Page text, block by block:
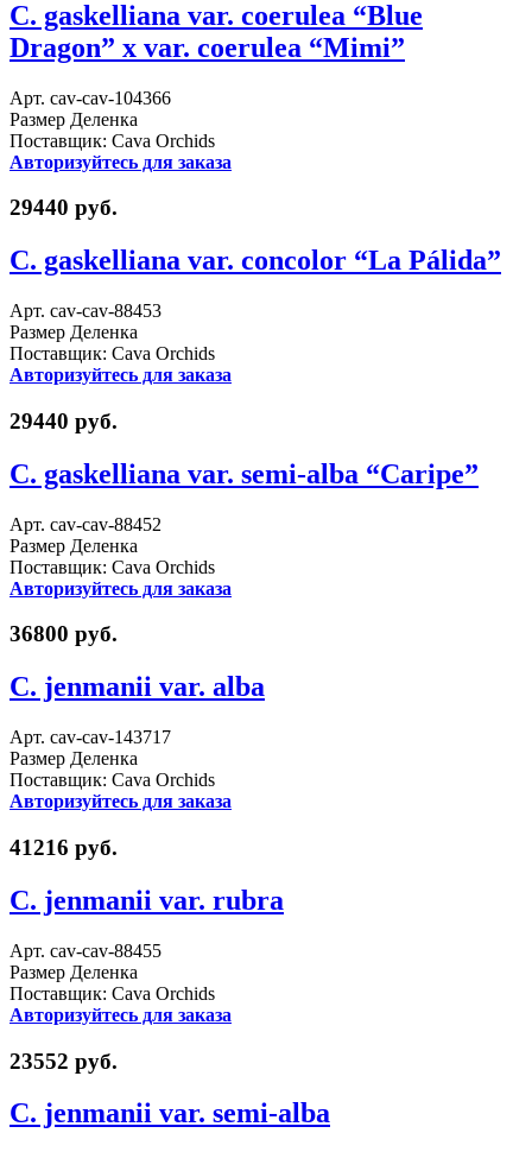
C. gaskelliana var. coerulea “Blue
Dragon” x var. coerulea “Mimi”
Арт. cav-cav-104366
Размер Деленка
Поставщик: Cava Orchids
Авторизуйтесь для заказа
29440 руб.
C. gaskelliana var. concolor “La Pálida”
Арт. cav-cav-88453
Размер Деленка
Поставщик: Cava Orchids
Авторизуйтесь для заказа
29440 руб.
C. gaskelliana var. semi-alba “Caripe”
Арт. cav-cav-88452
Размер Деленка
Поставщик: Cava Orchids
Авторизуйтесь для заказа
36800 руб.
C. jenmanii var. alba
Арт. cav-cav-143717
Размер Деленка
Поставщик: Cava Orchids
Авторизуйтесь для заказа
41216 руб.
C. jenmanii var. rubra
Арт. cav-cav-88455
Размер Деленка
Поставщик: Cava Orchids
Авторизуйтесь для заказа
23552 руб.
C. jenmanii var. semi-alba